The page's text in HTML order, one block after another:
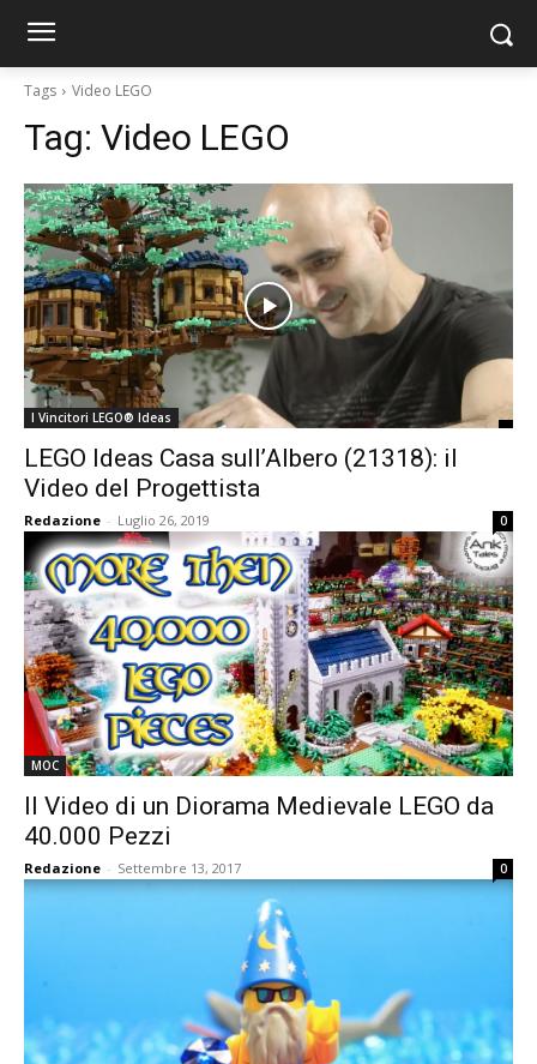
Tags Video LEGO
Tag: Video LEGO
I Vincitori LEGO® Ideas
LEGO Ideas Casa sull’Albero (21318): il
Video del Progettista
Redazione - Luglio 26, 2019 0
MOC
Il Video di un Diorama Medievale LEGO da
40.000 Pezzi
Redazione - Settembre 13, 2017 0